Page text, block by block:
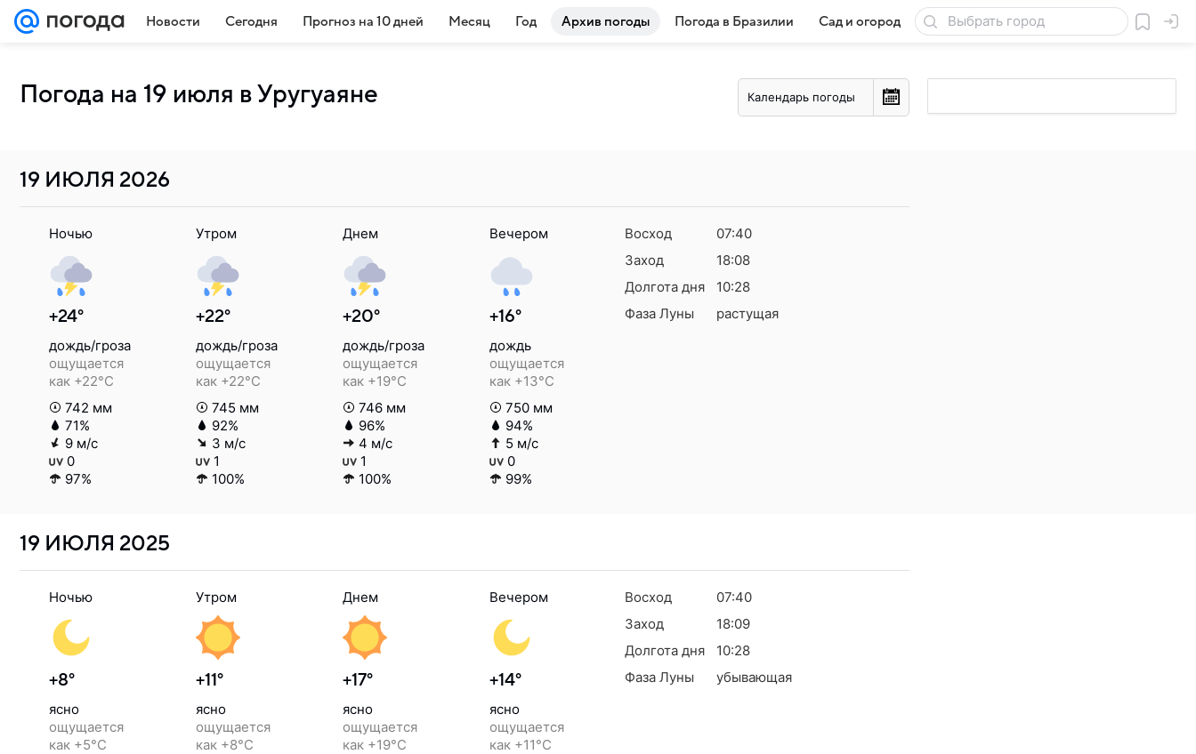
Новости Сегодня Прогноз на 10 дней Месяц Год Архив погоды Погода в Бразилии Сад и огород Товары для дачи
Погода на 19 июля в Уругуаяне Календарь погоды
19 ИЮЛЯ 2026
Ночью
+24°
дождь/гроза
ощущается
как +22°C
742 мм
71%
9 м/с
0
97%
Утром
+22°
дождь/гроза
ощущается
как +22°C
745 мм
92%
3 м/с
1
100%
Днем
+20°
дождь/гроза
ощущается
как +19°C
746 мм
96%
4 м/с
1
100%
Вечером
+16°
дождь
ощущается
как +13°C
750 мм
94%
5 м/с
0
99%
Восход
07:40
Заход
18:08
Долгота дня
10:28
Фаза Луны
растущая
19 ИЮЛЯ 2025
Ночью
+8°
ясно
ощущается
как +5°C
Утром
+11°
ясно
ощущается
как +8°C
Днем
+17°
ясно
ощущается
как +19°C
Вечером
+14°
ясно
ощущается
как +11°C
Восход
07:40
Заход
18:09
Долгота дня
10:28
Фаза Луны
убывающая